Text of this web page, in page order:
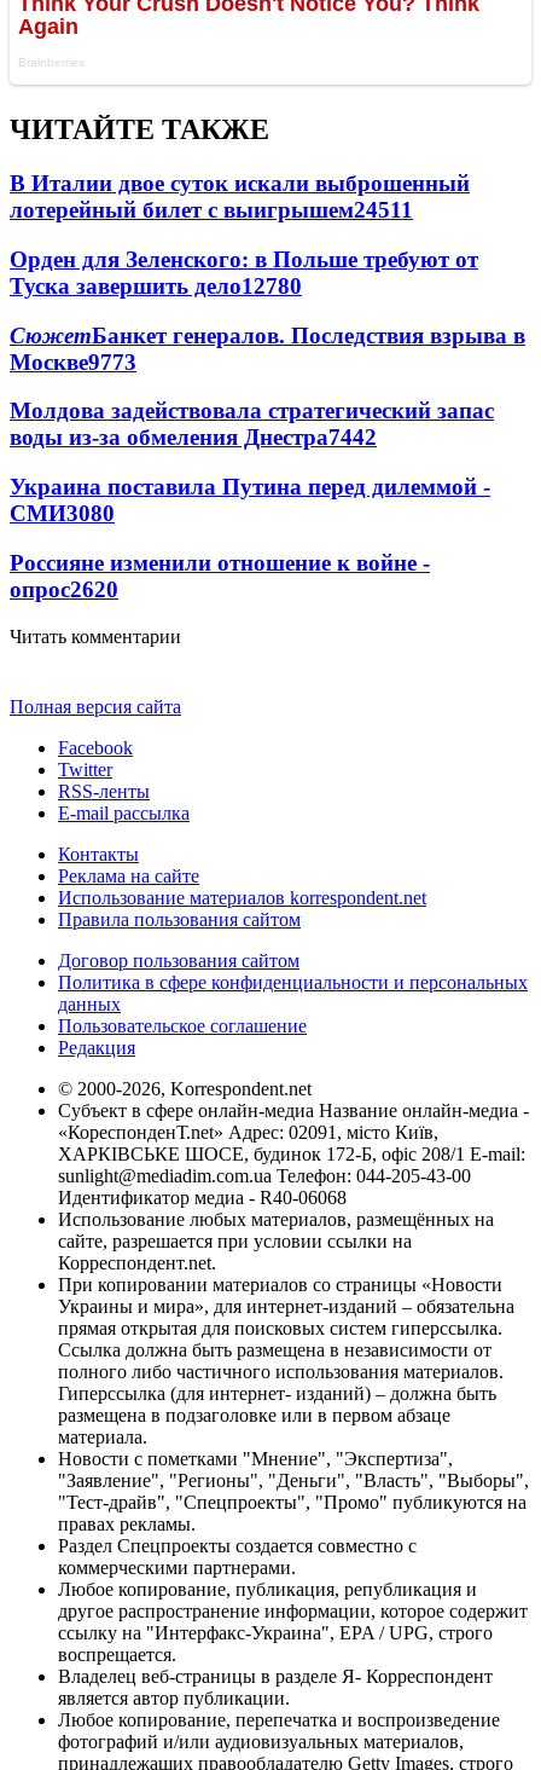
ЧИТАЙТЕ ТАКЖЕ
В Италии двое суток искали выброшенный
лотерейный билет с выигрышем24511
Орден для Зеленского: в Польше требуют от
Туска завершить дело12780
СюжетБанкет генералов. Последствия взрыва в
Москве9773
Молдова задействовала стратегический запас
воды из-за обмеления Днестра7442
Украина поставила Путина перед дилеммой -
СМИ3080
Россияне изменили отношение к войне -
опрос2620
Читать комментарии
Полная версия сайта
Facebook
Twitter
RSS-ленты
E-mail рассылка
Контакты
Реклама на сайте
Использование материалов korrespondent.net
Правила пользования сайтом
Договор пользования сайтом
Политика в сфере конфиденциальности и персональных
данных
Пользовательское соглашение
Редакция
© 2000-2026, Korrespondent.net
Субъект в сфере онлайн-медиа Название онлайн-медиа -
«КореспонденТ.net» Адрес: 02091, місто Київ,
ХАРКІВСЬКЕ ШОСЕ, будинок 172-Б, офіс 208/1 E-mail:
sunlight@mediadim.com.ua Телефон: 044-205-43-00
Идентификатор медиа - R40-06068
Использование любых материалов, размещённых на
сайте, разрешается при условии ссылки на
Корреспондент.net.
При копировании материалов со страницы «Новости
Украины и мира», для интернет-изданий – обязательна
прямая открытая для поисковых систем гиперссылка.
Ссылка должна быть размещена в независимости от
полного либо частичного использования материалов.
Гиперссылка (для интернет- изданий) – должна быть
размещена в подзаголовке или в первом абзаце
материала.
Новости с пометками "Мнение", "Экспертиза",
"Заявление", "Регионы", "Деньги", "Власть", "Выборы",
"Тест-драйв", "Спецпроекты", "Промо" публикуются на
правах рекламы.
Раздел Спецпроекты создается совместно с
коммерческими партнерами.
Любое копирование, публикация, републикация и
другое распространение информации, которое содержит
ссылку на "Интерфакс-Украина", EPA / UPG, строго
воспрещается.
Владелец веб-страницы в разделе Я- Корреспондент
является автор публикации.
Любое копирование, перепечатка и воспроизведение
фотографий и/или аудиовизуальных материалов,
принадлежащих правообладателю Getty Images, строго